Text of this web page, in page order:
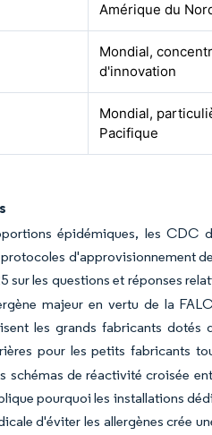
Amérique du
Mondial,
d'innovation
Mondial,
Pacifique
épidémiques, les CDC
d'approvisionnement
sur les questions et réponses
majeur en vertu de la
les grands fabricants dotés
pour les petits fabricants
de réactivité croisée
pourquoi les installations
d'éviter les allergènes crée